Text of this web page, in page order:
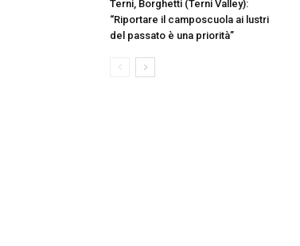
Terni, Borghetti (Terni Valley):
“Riportare il camposcuola ai lustri
del passato è una priorità”